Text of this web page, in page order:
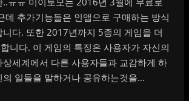
데 추가기능들은 인앱으로 구매하는 방식
니다. 또한 2017년까지 5종의 게임을 더
니다. 이 게임의 특징은 사용자가 자신의
세계에서 다른 사용자들과 교감하게 하
의 일들을 말하거나 공유하는것을…